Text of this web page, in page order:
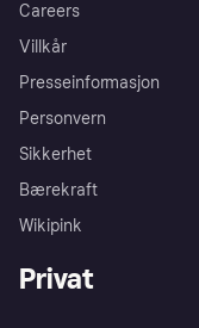
Careers
Villkår
Presseinformasjon
Personvern
Sikkerhet
Bærekraft
Wikipink
Privat